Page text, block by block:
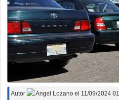
Autor Angel Lozano el 11/09/2024